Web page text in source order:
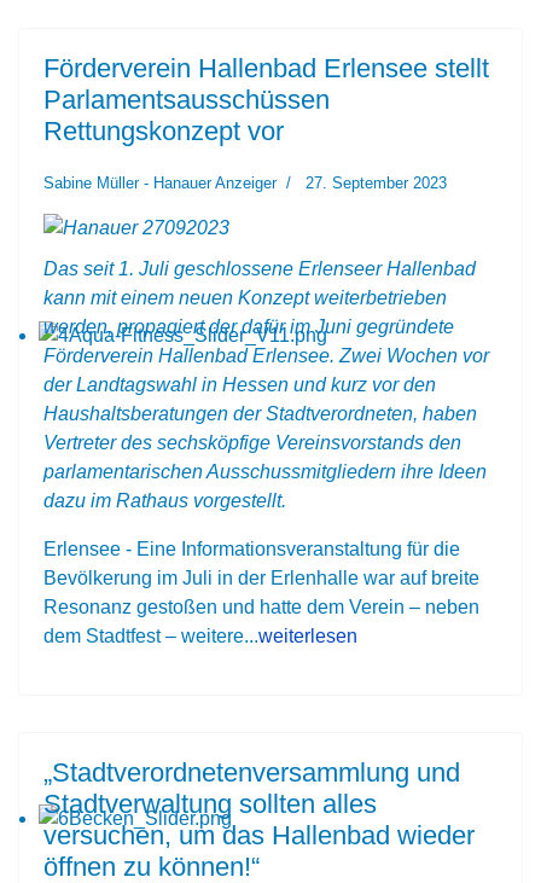
Förderverein Hallenbad Erlensee stellt
Parlamentsausschüssen
Rettungskonzept vor
Sabine Müller - Hanauer Anzeiger 27. September 2023
Das seit 1. Juli geschlossene Erlenseer Hallenbad
kann mit einem neuen Konzept weiterbetrieben
werden, propagiert der dafür im Juni gegründete
Förderverein Hallenbad Erlensee. Zwei Wochen vor
der Landtagswahl in Hessen und kurz vor den
Haushaltsberatungen der Stadtverordneten, haben
Vertreter des sechsköpfige Vereinsvorstands den
parlamentarischen Ausschussmitgliedern ihre Ideen
dazu im Rathaus vorgestellt.
Erlensee - Eine Informationsveranstaltung für die
Bevölkerung im Juli in der Erlenhalle war auf breite
Resonanz gestoßen und hatte dem Verein – neben
dem Stadtfest – weitere...weiterlesen
„Stadtverordnetenversammlung und
Stadtverwaltung sollten alles
versuchen, um das Hallenbad wieder
öffnen zu können!“